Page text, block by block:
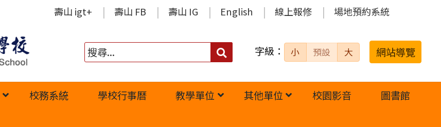
壽山 igt+ 壽山 FB 壽山 IG English 線上報修 場地預約系統
搜
字級： 小 預設 大 網站導覽
校務系統 學校行事曆 教學單位 其他單位 校園影音
圖書館